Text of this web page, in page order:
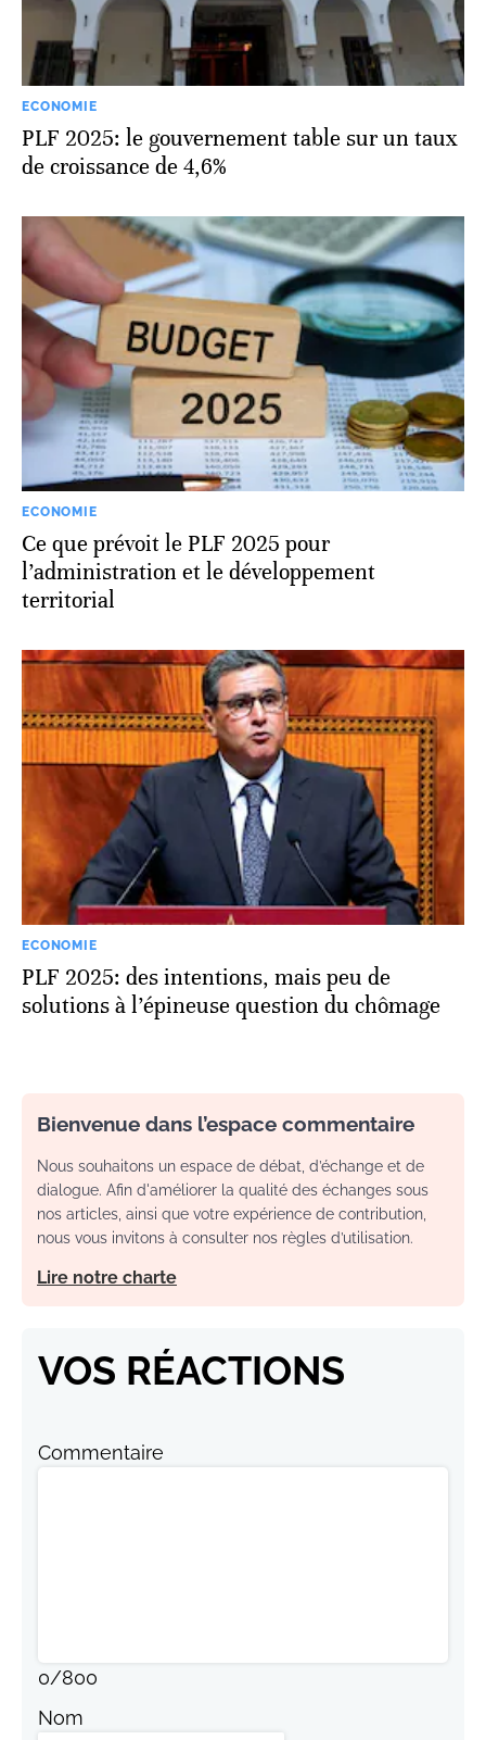
ECONOMIE
PLF 2025: le gouvernement table sur un taux
de croissance de 4,6%
ECONOMIE
Ce que prévoit le PLF 2025 pour
l’administration et le développement
territorial
ECONOMIE
PLF 2025: des intentions, mais peu de
solutions à l’épineuse question du chômage
Bienvenue dans l’espace commentaire
Nous souhaitons un espace de débat, d’échange et de
dialogue. Afin d'améliorer la qualité des échanges sous
nos articles, ainsi que votre expérience de contribution,
nous vous invitons à consulter nos règles d’utilisation.
Lire notre charte
VOS RÉACTIONS
Commentaire
0/800
Nom